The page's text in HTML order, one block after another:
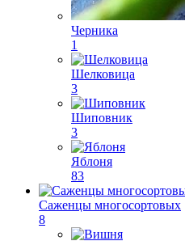
Черника
1
Шелковица
3
Шиповник
3
Яблоня
83
Саженцы многосортовых
8